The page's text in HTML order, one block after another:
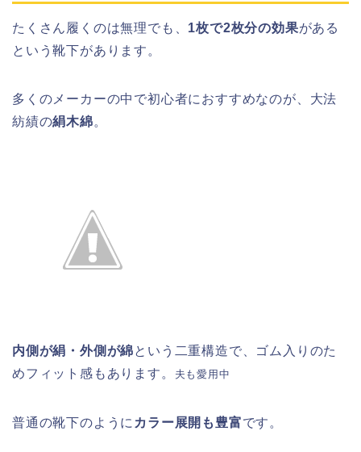
たくさん履くのは無理でも、 1枚で2枚分の効果がある
という靴下があります。
多くのメーカーの中で初心者におすすめなのが、大法
紡績の絹木綿。
内側が絹・外側が綿という二重構造で、ゴム入りのた
めフィット感もあります。
夫も愛用中
普通の靴下のように カラー展開も豊富です。